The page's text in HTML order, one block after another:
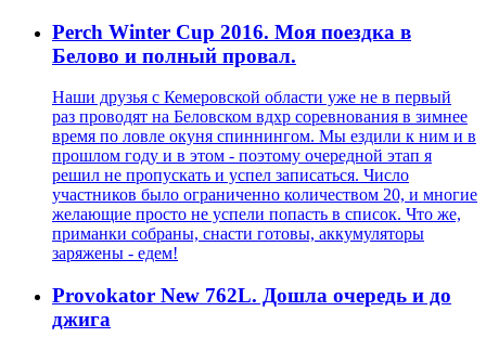
Perch Winter Cup 2016. Моя поездка в
Белово и полный провал.
Наши друзья с Кемеровской области уже не в первый
раз проводят на Беловском вдхр соревнования в зимнее
время по ловле окуня спиннингом. Мы ездили к ним и в
прошлом году и в этом - поэтому очередной этап я
решил не пропускать и успел записаться. Число
участников было ограниченно количеством 20, и многие
желающие просто не успели попасть в список. Что же,
приманки собраны, снасти готовы, аккумуляторы
заряжены - едем!
Provokator New 762L. Дошла очередь и до
джига